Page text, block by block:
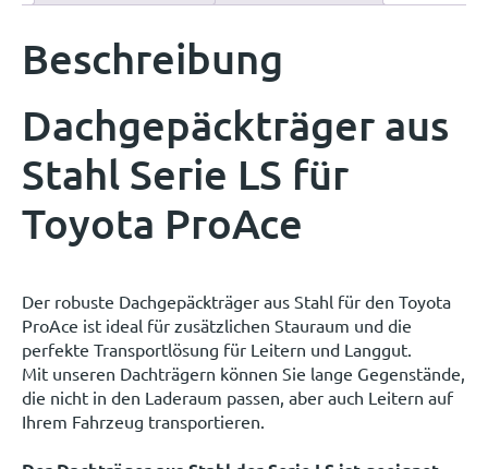
Beschreibung
Dachgepäckträger aus
Stahl Serie LS für
Toyota ProAce
Der robuste Dachgepäckträger aus Stahl für den Toyota
ProAce ist ideal für zusätzlichen Stauraum und die
perfekte Transportlösung für Leitern und Langgut.
Mit unseren Dachträgern können Sie lange Gegenstände,
die nicht in den Laderaum passen, aber auch Leitern auf
Ihrem Fahrzeug transportieren.